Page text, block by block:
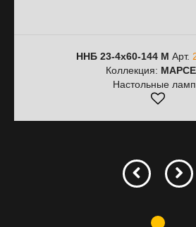
ННБ 23-4х60-144 М Арт.
Коллекция:
Настольные